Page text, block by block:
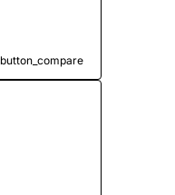
button_compare